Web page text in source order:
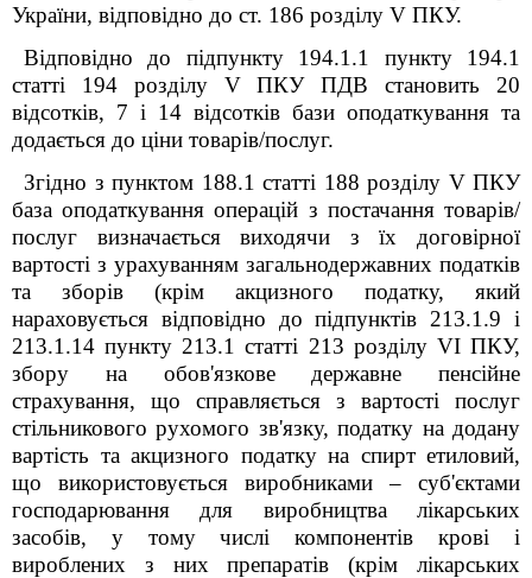
України, відповідно до ст. 186 розділу V ПКУ.
Відповідно до підпункту 194.1.1 пункту 194.1
статті 194 розділу V ПКУ ПДВ становить 20
відсотків, 7 і 14 відсотків бази оподаткування та
додається до ціни товарів/послуг.
Згідно з пунктом 188.1 статті 188 розділу V ПКУ
база оподаткування операцій з постачання товарів/
послуг визначається виходячи з їх договірної
вартості з урахуванням загальнодержавних податків
та зборів (крім акцизного податку, який
нараховується відповідно до підпунктів 213.1.9 і
213.1.14 пункту 213.1 статті 213 розділу VІ ПКУ,
збору на обов'язкове державне пенсійне
страхування, що справляється з вартості послуг
стільникового рухомого зв'язку, податку на додану
вартість та акцизного податку на спирт етиловий,
що використовується виробниками – суб'єктами
господарювання для виробництва лікарських
засобів, у тому числі компонентів крові і
вироблених з них препаратів (крім лікарських